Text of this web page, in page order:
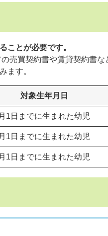
ことが必要です。
売買契約書や賃貸契約書な
ます。
対象生年月日
1日までに生まれた幼児
1日までに生まれた幼児
1日までに生まれた幼児